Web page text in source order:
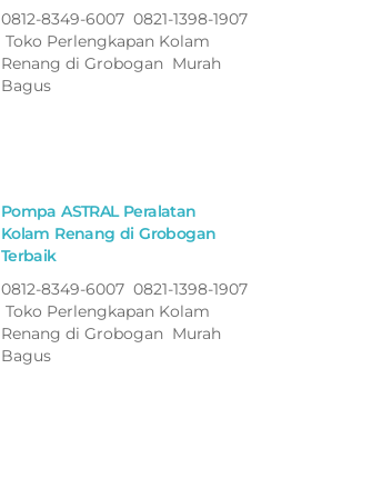
0812-8349-6007 0821-1398-1907
Toko Perlengkapan Kolam
Renang di Grobogan Murah
Bagus
Pompa ASTRAL Peralatan
Kolam Renang di Grobogan
Terbaik
0812-8349-6007 0821-1398-1907
Toko Perlengkapan Kolam
Renang di Grobogan Murah
Bagus